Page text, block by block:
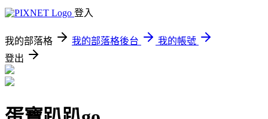
登入
我的部落格 我的部落格後台
我的帳號
登出